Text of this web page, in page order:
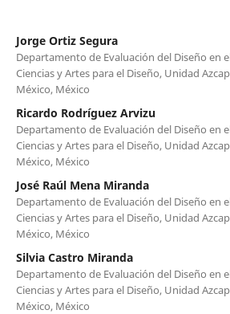
Jorge Ortiz Segura
Departamento de Evaluación del Diseño en
Ciencias y Artes para el Diseño, Unidad
México, México
Ricardo Rodríguez Arvizu
Departamento de Evaluación del Diseño en
Ciencias y Artes para el Diseño, Unidad
México, México
José Raúl Mena Miranda
Departamento de Evaluación del Diseño en
Ciencias y Artes para el Diseño, Unidad
México, México
Silvia Castro Miranda
Departamento de Evaluación del Diseño en
Ciencias y Artes para el Diseño, Unidad
México, México